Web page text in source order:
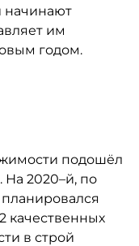
начинают
им
годом.
подошёл
2020–й, по
качественных
в строй